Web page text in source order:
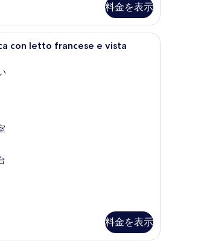
料金を表示
バー
布団、低反発ベッド、ミニバー
Camera romantica con letto francese e
con letto francese e vista
料金を表示